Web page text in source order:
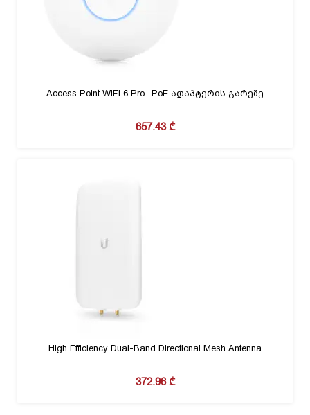
Access Point WiFi 6 Pro- PoE ადაპტერის გარეშე
657.43₾
High Efficiency Dual-Band Directional Mesh Antenna
372.96₾